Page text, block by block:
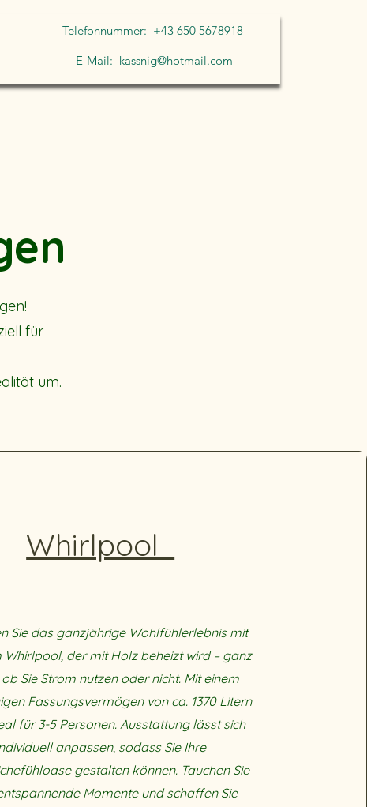
Telefonnummer: +43 650 5678918
E-Mail: kassnig@hotmail.com
für
um.
Whirlpool
Sie das ganzjährige Wohlfühlerlebnis mit
Whirlpool, der mit Holz beheizt wird – ganz
Sie Strom nutzen oder nicht. Mit einem
Fassungsvermögen von ca. 1370 Litern
für 3-5 Personen. Ausstattung lässt sich
anpassen, sodass Sie Ihre
gestalten können. Tauchen Sie
Momente und schaffen Sie